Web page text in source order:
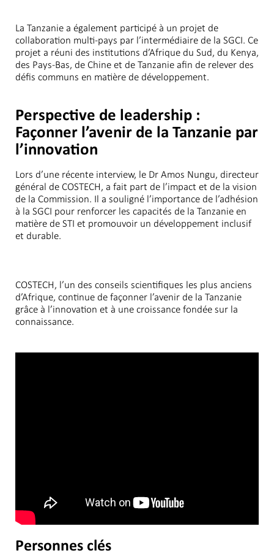
La Tanzanie a également participé à un projet de
collaboration multi-pays par l’intermédiaire de la SGCI. Ce
projet a réuni des institutions d’Afrique du Sud, du Kenya,
des Pays-Bas, de Chine et de Tanzanie afin de relever des
défis communs en matière de développement.
Perspective de leadership :
Façonner l’avenir de la Tanzanie par
l’innovation
Lors d’une récente interview, le Dr Amos Nungu, directeur
général de COSTECH, a fait part de l’impact et de la vision
de la Commission. Il a souligné l’importance de l’adhésion
à la SGCI pour renforcer les capacités de la Tanzanie en
matière de STI et promouvoir un développement inclusif
et durable.
COSTECH, l’un des conseils scientifiques les plus anciens
d’Afrique, continue de façonner l’avenir de la Tanzanie
grâce à l’innovation et à une croissance fondée sur la
connaissance.
Personnes clés